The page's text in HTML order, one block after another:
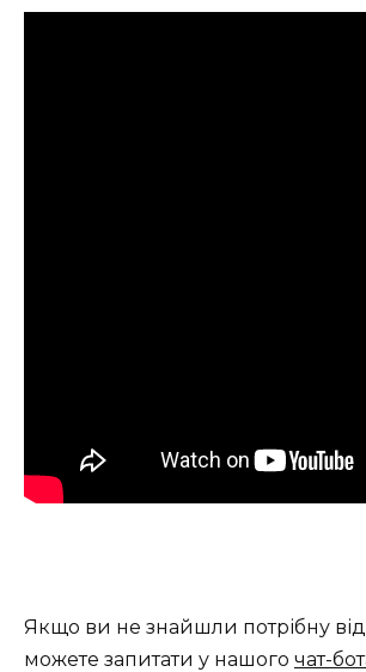
Якщо ви не знайшли потрібну
можете запитати у нашого чат-